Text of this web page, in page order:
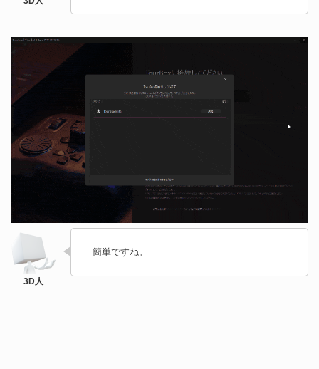
簡単ですね。